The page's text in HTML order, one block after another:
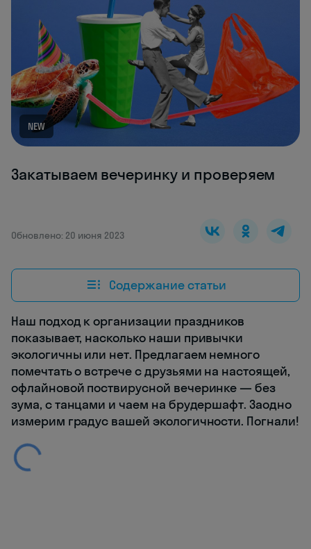
NEW
Закатываем вечеринку и проверяем
Обновлено: 20 июня 2023
Содержание статьи
Наш подход к организации праздников
показывает, насколько наши привычки
экологичны или нет. Предлагаем немного
помечтать о встрече с друзьями на настоящей,
офлайновой поствирусной вечеринке — без
зума, с танцами и чаем на брудершафт. Заодно
измерим градус вашей экологичности. Погнали!